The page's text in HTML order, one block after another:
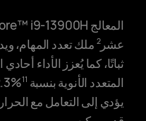
عشر2 ملك تعدد المهام،
المتعدد الأنوية بنسبة ‎.142.3%‎ 11
يؤدي إلى التعامل مع